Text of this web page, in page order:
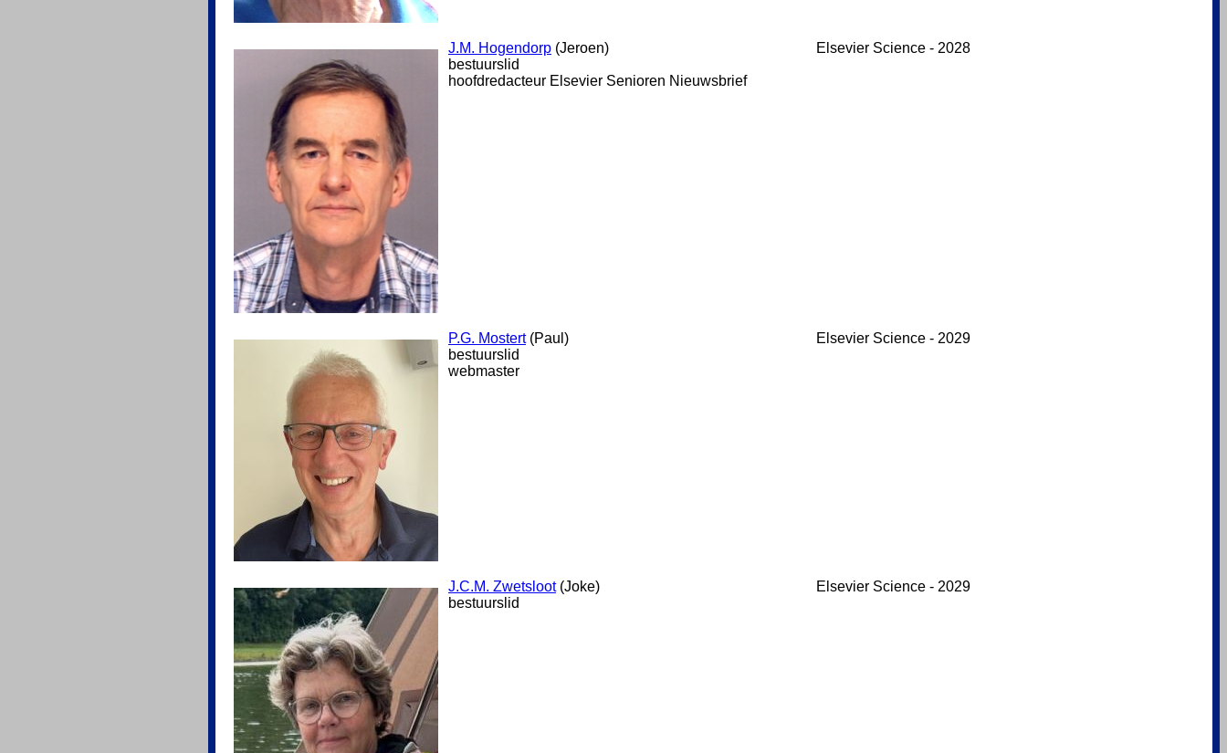
J.M. Hogendorp (Jeroen)
bestuurslid
hoofdredacteur Elsevier Senioren Nieuwsbrief
Elsevier Science - 2028
P.G. Mostert(Paul)
bestuurslid
webmaster
Elsevier Science - 2029
J.C.M. Zwetsloot(Joke)
bestuurslid
Elsevier Science - 2029